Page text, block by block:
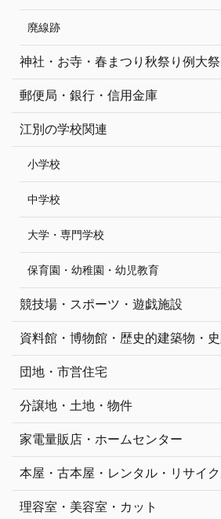
廃線跡
神社・お寺・春まつり秋祭り例大祭
郵便局・銀行・信用金庫
江別の学校関連
小学校
中学校
大学・専門学校
保育園・幼稚園・幼児教育
競技場・スポーツ・遊戯施設
資料館・博物館・歴史的建築物・
団地・市営住宅
分譲地・土地・物件
家電量販店・ホームセンター
本屋・古本屋・レンタル・リサイ
理容室・美容室・カット